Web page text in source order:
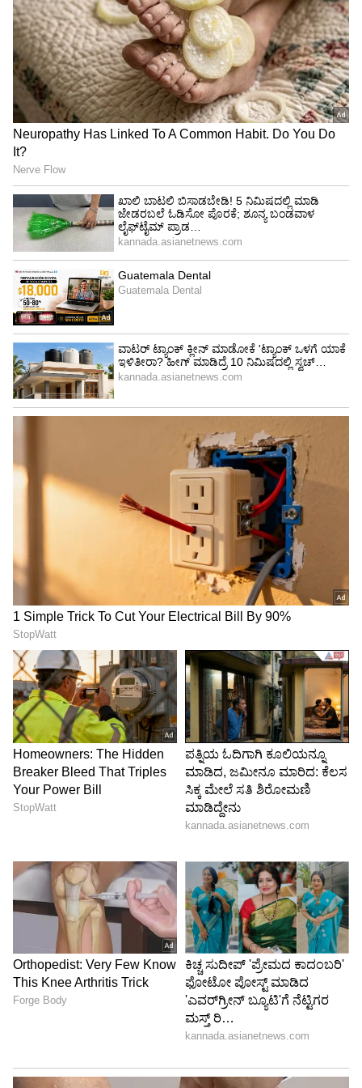
ಹೃದಯ ನಿಂತ ನಂತರವೂ ಮೆದುಳು ಕೆಲವು ನಿಮಿಷಗಳ ಕಾಲ
ತನ್ನ ಕೆಲಸ ಮಾಡುತ್ತಲೇ ಇರುತ್ತದೆ ಎಂದರೆ ನಂಬುತ್ತೀರಾ?
ಇದು ಹೇಗೆ ಸಾಧ್ಯ ಎನ್ನುತ್ತೀರಾ? ಹೌದು ವೈದ್ಯರ ಪ್ರಕಾರ, ಈ
ಸಮಯದಲ್ಲಿ, ಆಮ್ಲಜನಕದ ಕೊರತೆಯು
ಎಂಡಾರ್ಫಿನ್‌ಗಳಂತಹ ರಾಸಾಯನಿಕಗಳನ್ನು ಬಿಡುಗಡೆ
ಮಾಡುತ್ತದೆ. ಕೆಲವು ವೈಜ್ಞಾನಿಕ ಸಿದ್ಧಾಂತಗಳು DMT ಯಂತಹ
ಸಂಯುಕ್ತಗಳು ಸಹ ಬಿಡುಗಡೆಯಾಗಬಹುದು ಎಂದು
ಸೂಚಿಸುತ್ತವೆ, ಇದು ನಮ್ಮ ಆಲೋಚನೆ ಮತ್ತು ಗ್ರಹಿಕೆಯ
ಮೇಲೆ ಪರಿಣಾಮ ಬೀರಬಹುದು.
ಈ ರಾಸಾಯನಿಕ ಬದಲಾವಣೆಗಳು ಎದ್ದುಕಾಣುವ ಭ್ರಮೆಗಳಿಗೆ
ಕಾರಣವಾಗಬಹುದು ಎಂದು ವಿಜ್ಞಾನಿಗಳು ನಂಬುತ್ತಾರೆ.
ಸಾವಿನ ಸಮೀಪದ ಅನುಭವಗಳನ್ನು ಹೊಂದಿರುವ ಅನೇಕ
ಜನರು ಪ್ರಕಾಶಮಾನವಾದ ಬೆಳಕು ಅಥವಾ ತಮ್ಮ ಜೀವನದ
ಪ್ರಮುಖ ನೆನಪುಗಳನ್ನು ನೋಡುತ್ತಾರೆಂದು ವರದಿ ಮಾಡುತ್ತಾರೆ
ಎಂದು ವರದಿಗಳು ಹೇಳುತ್ತವೆ.
ಮೆದುಳು ಕೆಲಸ ಮಾಡುವುದು ನಿಲ್ಲಿಸಿದಾಗ ಶ್ರವಣವು
ಕೊನೆಯದಾಗಿ ನಿಲ್ಲುತ್ತೆ!
ನೋಡಿ, ಉಸಿರಾಟ ನಿಂತರೂ, ಹೃದಯ ಬಡಿತ ನಿಂತರೂ
ಮೆದುಳು ಕೆಲವಷ್ಟು ಸಮಯ ಕಾರ್ಯನಿರ್ವಹಿಸುತ್ತೆ. ಮೆದುಳು
ನಿಂತ ಮೇಲೂ ಶ್ರವಣವೂ ಕೆಲವು ಸಮಯ ಕೆಲಸ
ಮಾಡುತ್ತಿರುತ್ತೆ! ಮನುಷ್ಯನ ಎಲ್ಲ ಅಂಗಗಳು ನಿಂತ ಬಳಿಕ
ಕೊನೆಯದಾಗಿ ಶ್ರವಣ ಸಾಯುತ್ತೆ ಎಂದು ವೈದ್ಯಕೀಯ